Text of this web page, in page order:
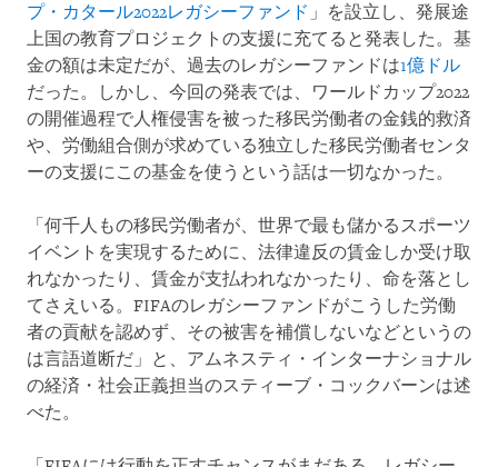
プ・カタール2022レガシーファンド 」を設立し、発展途
上国の教育プロジェクトの支援に充てると発表した。基
金の額は未定だが、過去のレガシーファンドは1億ドル
だった。しかし、今回の発表では、ワールドカップ2022
の開催過程で人権侵害を被った移民労働者の金銭的救済
や、労働組合側が求めている独立した移民労働者センタ
ーの支援にこの基金を使うという話は一切なかった。
「何千人もの移民労働者が、世界で最も儲かるスポーツ
イベントを実現するために、法律違反の賃金しか受け取
れなかったり、賃金が支払われなかったり、命を落とし
てさえいる。FIFAのレガシーファンドがこうした労働
者の貢献を認めず、その被害を補償しないなどというの
は言語道断だ」と、アムネスティ・インターナショナル
の経済・社会正義担当のスティーブ・コックバーンは述
べた。